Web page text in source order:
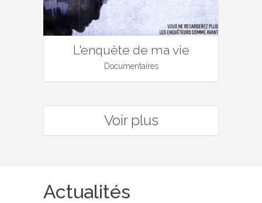
L'enquête de ma vie
Documentaires
Voir plus
Actualités